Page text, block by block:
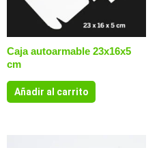
Caja autoarmable 23x16x5
cm
Añadir al carrito